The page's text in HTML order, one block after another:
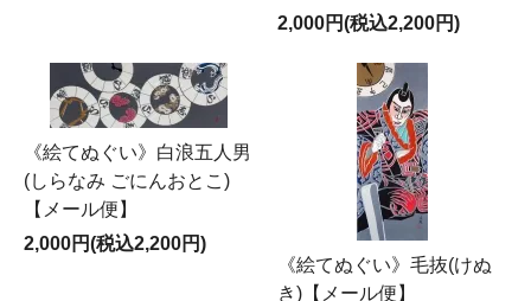
2,000円(税込2,200円)
《絵てぬぐい》白浪五人男
(しらなみ ごにんおとこ)
【メール便】
2,000円(税込2,200円)
《絵てぬぐい》毛抜(けぬ
き)【メール便】